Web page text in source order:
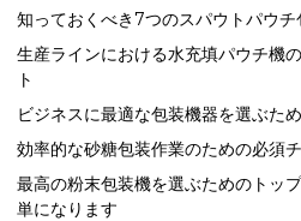
知っておくべき7つのスパウトパウチ
生産ラインにおける水充填パウチ機
ト
ビジネスに最適な包装機器を選ぶた
効率的な砂糖包装作業のための必須
最高の粉末包装機を選ぶためのトッ
単になります